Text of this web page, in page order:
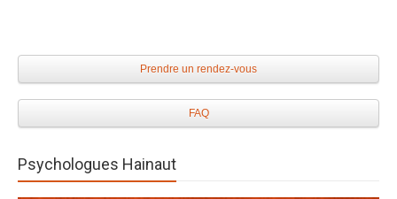
Prendre un rendez-vous
FAQ
Psychologues Hainaut